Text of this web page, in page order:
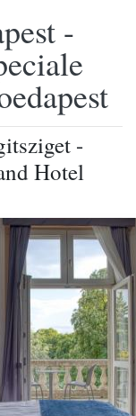
-
-
Hotel